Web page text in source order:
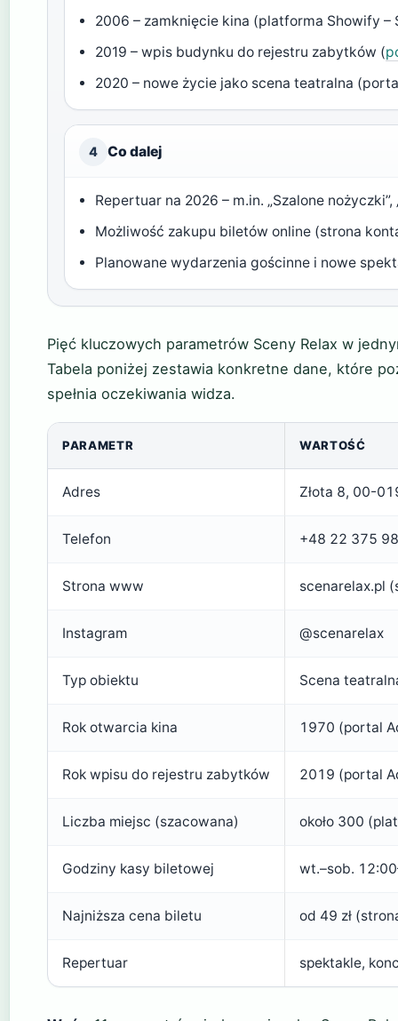
2006 – zamknięcie kina (platforma Showify –
2019 – wpis budynku do rejestru zabytków (
2020 – nowe życie jako scena teatralna
4 Co dalej
Repertuar na 2026 – m.in. „Szalone nożyczki”,
Możliwość zakupu biletów online (strona
Planowane wydarzenia gościnne i nowe
Pięć kluczowych parametrów Sceny Relax w
Tabela poniżej zestawia konkretne dane, które
spełnia oczekiwania widza.
PARAMETR WARTOŚĆ
Adres Złota 8, 00-
Telefon +48 22 375
Strona www scenarelax.pl
Instagram @scenarelax
Typ obiektu Scena
Rok otwarcia kina 1970 (portal
Rok wpisu do rejestru zabytków 2019 (portal
Liczba miejsc (szacowana) około 300
Godziny kasy biletowej wt.–sob.
Najniższa cena biletu od 49 zł
Repertuar spektakle,